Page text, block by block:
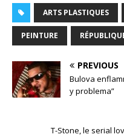
ARTS PLASTIQUES
PEINTURE
PREVIOUS
Bulova
y problema”
T-Stone, le serial